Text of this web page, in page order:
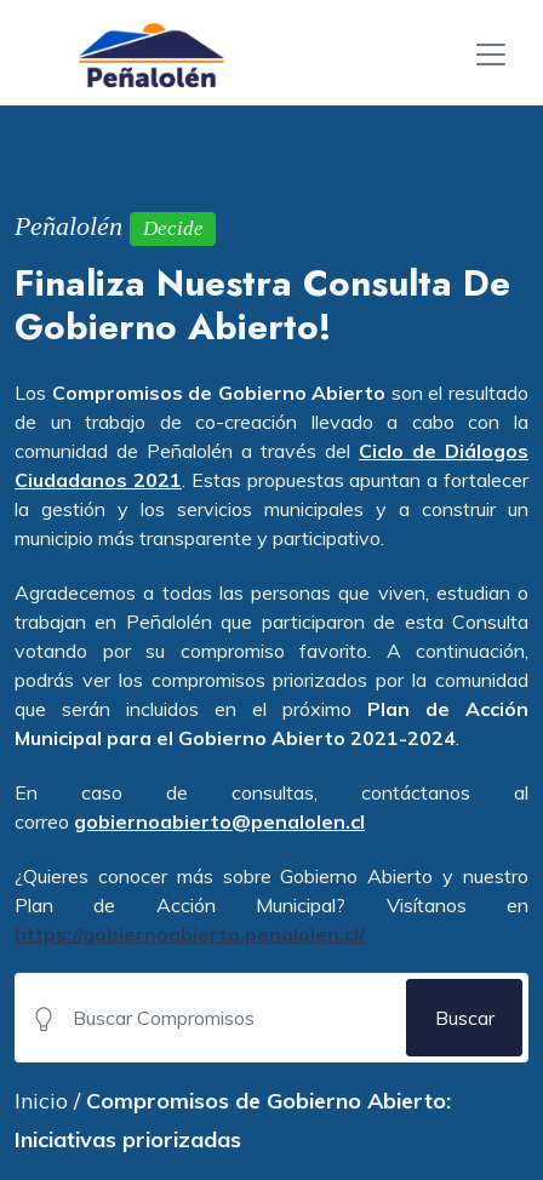
Peñalolén Decide
Finaliza Nuestra Consulta De
Gobierno Abierto!
Los Compromisos de Gobierno Abierto son el resultado
de un trabajo de co-creación llevado a cabo con la
comunidad de Peñalolén a través del Ciclo de Diálogos
Ciudadanos 2021. Estas propuestas apuntan a fortalecer
la gestión y los servicios municipales y a construir un
municipio más transparente y participativo.
Agradecemos a todas las personas que viven, estudian o
trabajan en Peñalolén que participaron de esta Consulta
votando por su compromiso favorito. A continuación,
podrás ver los compromisos priorizados por la comunidad
que serán incluidos en el próximo Plan de Acción
Municipal para el Gobierno Abierto 2021-2024.
En caso de consultas, contáctanos al
correo gobiernoabierto@penalolen.cl
¿Quieres conocer más sobre Gobierno Abiertoy nuestro
Plan de Acción Municipal? Visítanos en
https://gobiernoabierto.penalolen.cl/
Buscar
Inicio / Compromisos de Gobierno Abierto:
Iniciativas priorizadas